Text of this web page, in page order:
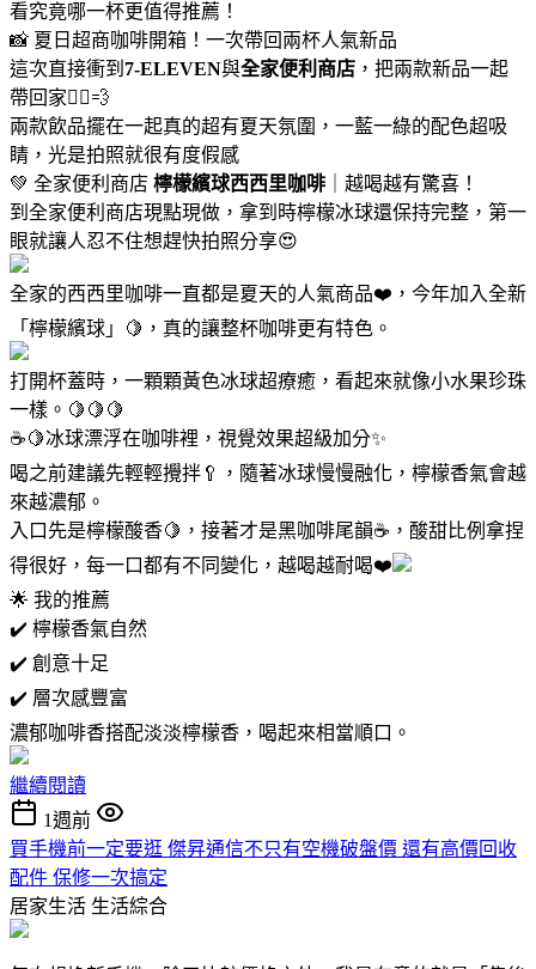
看究竟哪一杯更值得推薦！
📸 夏日超商咖啡開箱！一次帶回兩杯人氣新品
這次直接衝到 7-ELEVEN與全家便利商店 ，把兩款新品一起
帶回家🏃‍♀️💨
兩款飲品擺在一起真的超有夏天氛圍，一藍一綠的配色超吸
睛，光是拍照就很有度假感
💚 全家便利商店 檸檬繽球西西里咖啡 ｜越喝越有驚喜！
到全家便利商店現點現做，拿到時檸檬冰球還保持完整，第一
眼就讓人忍不住想趕快拍照分享😍
全家的西西里咖啡一直都是夏天的人氣商品❤️，今年加入全新
「檸檬繽球」🍋，真的讓整杯咖啡更有特色。
打開杯蓋時，一顆顆黃色冰球超療癒，看起來就像小水果珍珠
一樣。🍋🍋🍋
☕🍋冰球漂浮在咖啡裡，視覺效果超級加分✨
喝之前建議先輕輕攪拌🥄，隨著冰球慢慢融化，檸檬香氣會越
來越濃郁。
入口先是檸檬酸香🍋，接著才是黑咖啡尾韻☕，酸甜比例拿捏
得很好，每一口都有不同變化，越喝越耐喝❤️
🌟 我的推薦
✔️ 檸檬香氣自然
✔️ 創意十足
✔️ 層次感豐富
濃郁咖啡香搭配淡淡檸檬香，喝起來相當順口。
繼續閱讀
1週前
買手機前一定要逛 傑昇通信不只有空機破盤價 還有高價回收
配件 保修一次搞定
居家生活 生活綜合